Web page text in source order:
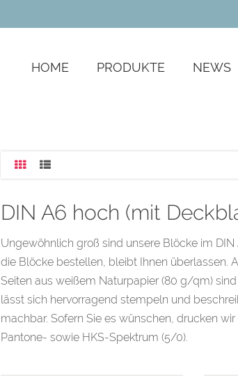
HOME PRODUKTE NEWS
DIN A6 hoch (mit
Ungewöhnlich groß sind unsere Blöcke im
die Blöcke bestellen, bleibt Ihnen überlassen.
Seiten aus weißem Naturpapier (80 g/qm)
lässt sich hervorragend stempeln und
machbar. Sofern Sie es wünschen, drucken
Pantone- sowie HKS-Spektrum (5/0).